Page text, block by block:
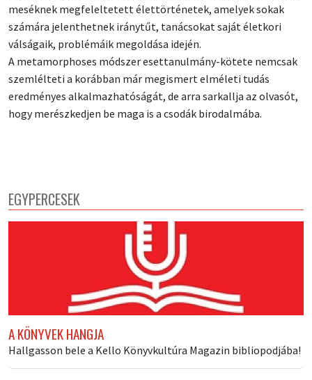
meséknek megfeleltetett élettörténetek, amelyek sokak
számára jelenthetnek iránytűt, tanácsokat saját életkori
válságaik, problémáik megoldása idején.
A metamorphoses módszer esettanulmány-kötete nemcsak
szemlélteti a korábban már megismert elméleti tudás
eredményes alkalmazhatóságát, de arra sarkallja az olvasót,
hogy merészkedjen be maga is a csodák birodalmába.
EGYPERCESEK
A KÖNYVEK HANGJA
Hallgasson bele a Kello Könyvkultúra Magazin bibliopodjába!